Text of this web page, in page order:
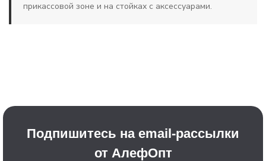
прикассовой зоне и на стойках с аксессуарами.
Подпишитесь на email-рассылки
от АлефОпт